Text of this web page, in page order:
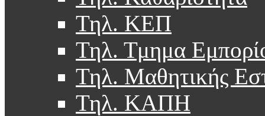
Τηλ. ΚΕΠ
Τηλ. Τμημα
Τηλ. Μαθητικής
Τηλ. ΚΑΠΗ